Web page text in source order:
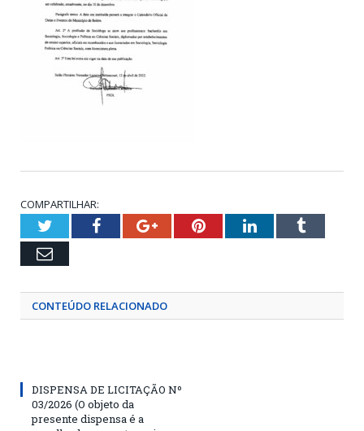
COMPARTILHAR:
TwitterFacebookGoogle+PinterestLinkedInTumblr
Email
CONTEÚDO RELACIONADO
DISPENSA DE LICITAÇÃO Nº
03/2026 (O objeto da
presente dispensa é a